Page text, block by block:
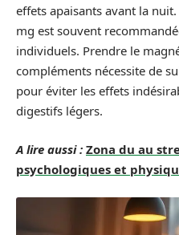
effets apaisants avant la
mg est souvent
individuels. Prendre le
compléments nécessite de
pour éviter les effets
digestifs légers.
A lire aussi : Zona du au
psychologiques et